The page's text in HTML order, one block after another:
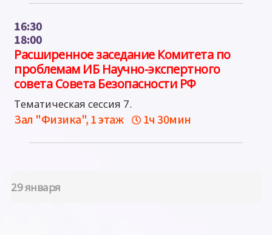
16:30
18:00
Расширенное заседание Комитета по
проблемам ИБ Научно-экспертного
совета Совета Безопасности РФ
Тематическая сессия 7.
Зал "Физика", 1 этаж 1ч 30мин
29 января